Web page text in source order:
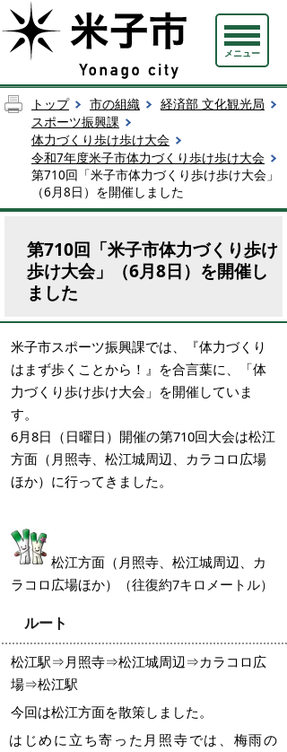
メニュー
トップ 市の組織
経済部 文化観光局
スポーツ振興課
体力づくり歩け歩け大会
令和7年度米子市体力づくり歩け歩け大会
第710回「米子市体力づくり歩け歩け大会」
（6月8日）を開催しました
第710回「米子市体力づくり歩け
歩け大会」（6月8日）を開催し
ました
米子市スポーツ振興課では、『体力づくり
はまず歩くことから！』を合言葉に、「体
力づくり歩け歩け大会」を開催していま
す。
6月8日（日曜日）開催の第710回大会は松江
方面（月照寺、松江城周辺、カラコロ広場
ほか）に行ってきました。
松江方面（月照寺、松江城周辺、カ
ラコロ広場ほか）
（往復約7キロメートル）
ルート
松江駅⇒月照寺⇒松江城周辺⇒カラコロ広
場⇒松江駅
今回は松江方面を散策しました。
はじめに立ち寄った月照寺では、梅雨の